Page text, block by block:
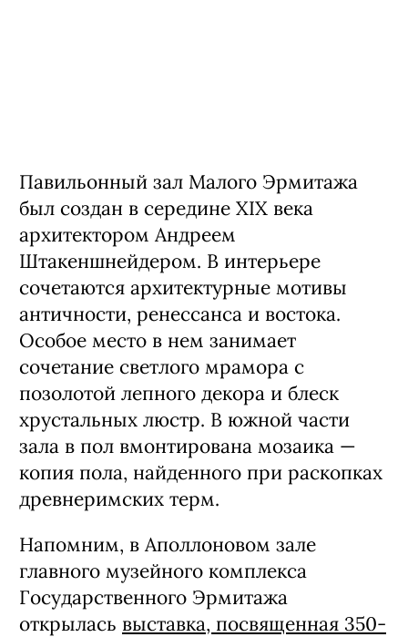
Павильонный зал Малого Эрмитажа
был создан в середине XIX века
архитектором Андреем
Штакеншнейдером. В интерьере
сочетаются архитектурные мотивы
античности, ренессанса и востока.
Особое место в нем занимает
сочетание светлого мрамора с
позолотой лепного декора и блеск
хрустальных люстр. В южной части
зала в пол вмонтирована мозаика —
копия пола, найденного при раскопках
древнеримских терм.
Напомним, в Аполлоновом зале
главного музейного комплекса
Государственного Эрмитажа
открылась выставка, посвященная 350-